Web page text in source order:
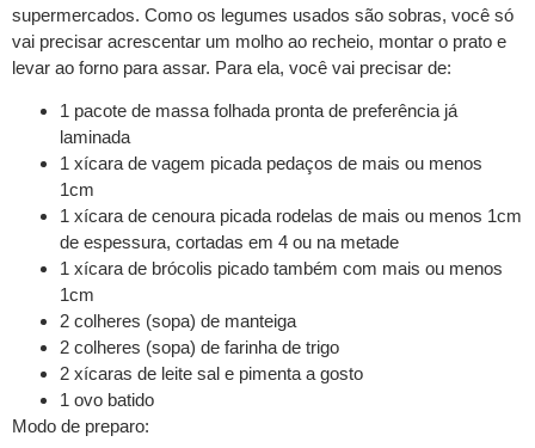
supermercados. Como os legumes usados são sobras, você só
vai precisar acrescentar um molho ao recheio, montar o prato e
levar ao forno para assar. Para ela, você vai precisar de:
1 pacote de massa folhada pronta de preferência já
laminada
1 xícara de vagem picada pedaços de mais ou menos
1cm
1 xícara de cenoura picada rodelas de mais ou menos 1cm
de espessura, cortadas em 4 ou na metade
1 xícara de brócolis picado também com mais ou menos
1cm
2 colheres (sopa) de manteiga
2 colheres (sopa) de farinha de trigo
2 xícaras de leite sal e pimenta a gosto
1 ovo batido
Modo de preparo: